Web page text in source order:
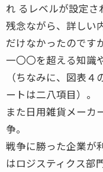
れ るレベルが設定さ
残念ながら、詳しい
だけなかったのです
一〇〇を超える知識
（ちなみに、図表
ートは二八項目）。
また日用雑貨メーカ
争。
戦争に勝った企業が
はロジスティクス部